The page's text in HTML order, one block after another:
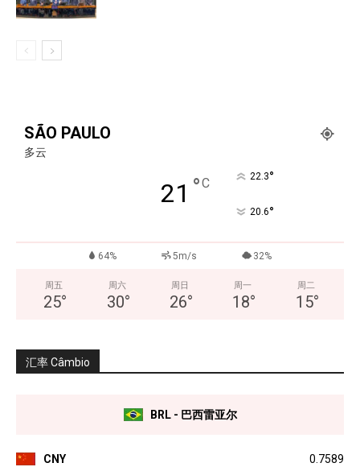
SÃO PAULO
多云
21 °C 22.3°
20.6°
64% 5m/s 32%
周五
25°
周六
30°
周日
26°
周一
18°
周二
15°
汇率 Câmbio
BRL - 巴西雷亚尔
CNY 0.7589